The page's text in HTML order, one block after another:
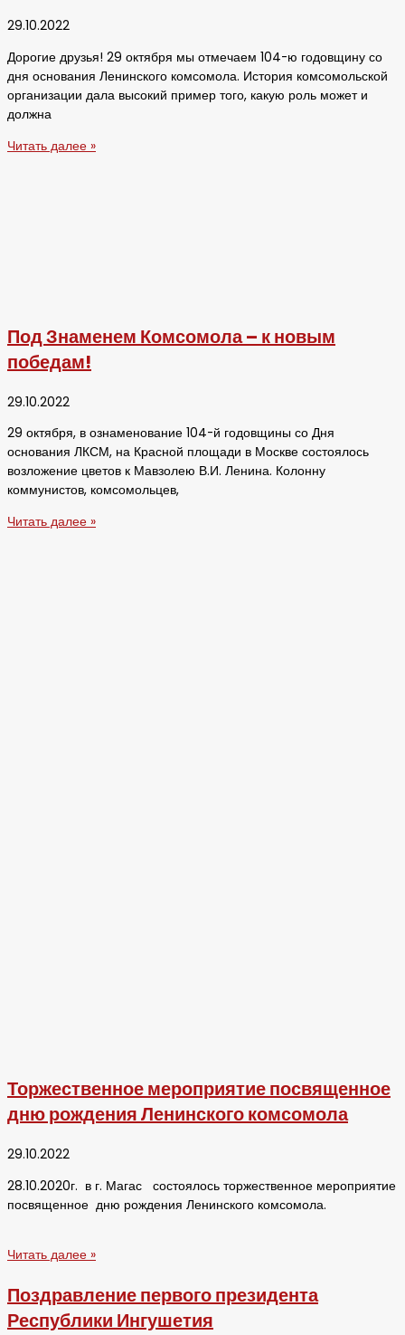
29.10.2022
Дорогие друзья! 29 октября мы отмечаем 104-ю годовщину со
дня основания Ленинского комсомола. История комсомольской
организации дала высокий пример того, какую роль может и
должна
Читать далее »
Под Знаменем Комсомола – к новым
победам!
29.10.2022
29 октября, в ознаменование 104-й годовщины со Дня
основания ЛКСМ, на Красной площади в Москве состоялось
возложение цветов к Мавзолею В.И. Ленина. Колонну
коммунистов, комсомольцев,
Читать далее »
Торжественное мероприятие посвященное
дню рождения Ленинского комсомола
29.10.2022
28.10.2020г. в г. Магас состоялось торжественное мероприятие
посвященное дню рождения Ленинского комсомола.
Читать далее »
Поздравление первого президента
Республики Ингушетия